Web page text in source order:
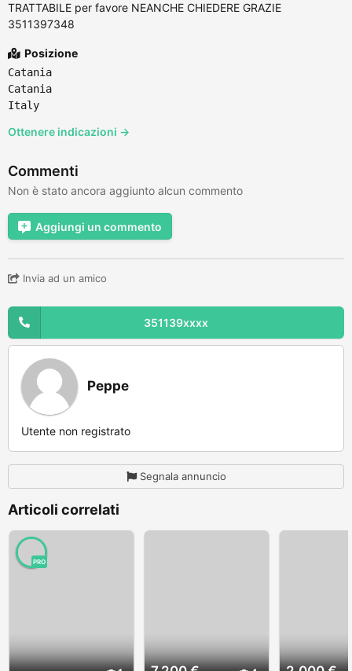
TRATTABILE per favore NEANCHE CHIEDERE GRAZIE
3511397348
Posizione
Catania
Catania
Italy
Ottenere indicazioni →
Commenti
Non è stato ancora aggiunto alcun commento
Aggiungi un commento
Invia ad un amico
351139xxxx
Peppe
Utente non registrato
Segnala annuncio
Articoli correlati
PRO